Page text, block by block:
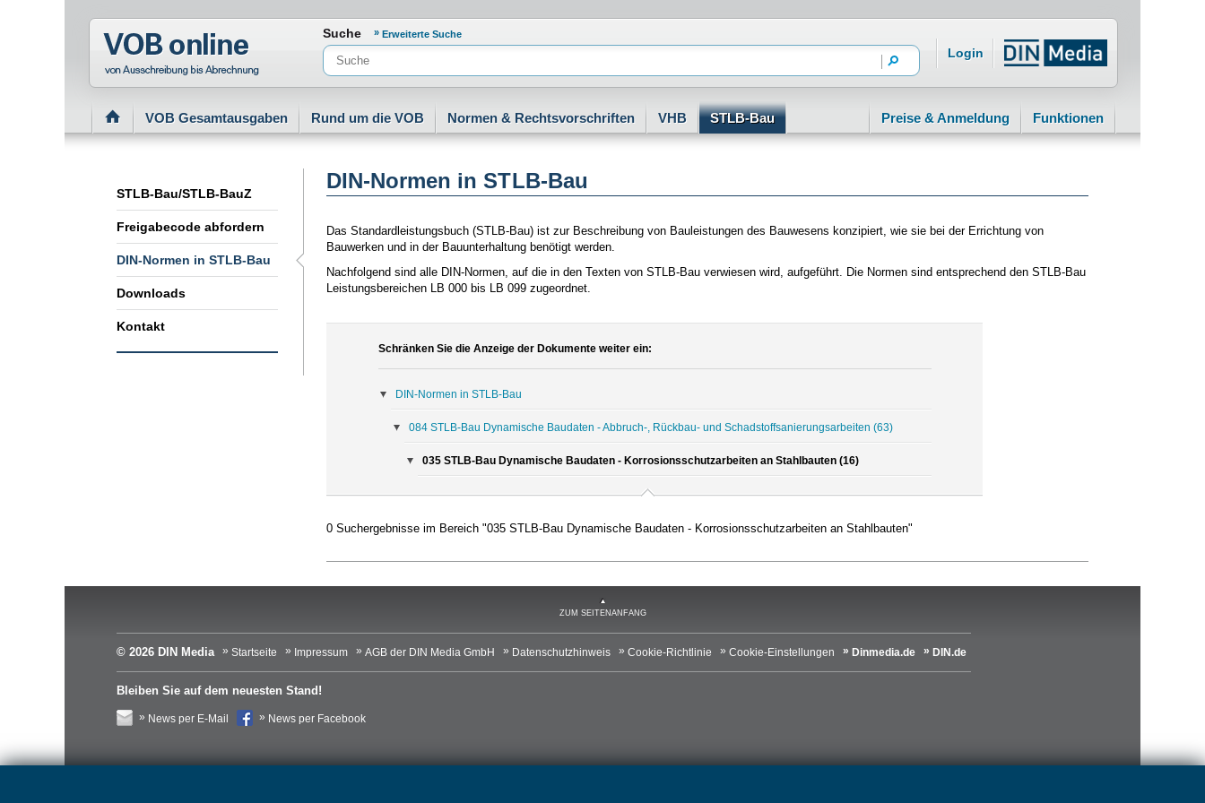
Normenportal Barrierefreiheit
Suche Erweiterte Suche
Login
VOB Gesamtausgaben Rund um die VOB Normen & Rechtsvorschriften VHB STLB-Bau Preise & Anmeldung Funktionen
STLB-Bau/STLB-BauZ
Freigabecode abfordern
DIN-Normen in STLB-Bau
Downloads
Kontakt
DIN-Normen in STLB-Bau
Das Standardleistungsbuch (STLB-Bau) ist zur Beschreibung von Bauleistungen des Bauwesens konzipiert, wie sie bei der Errichtung von
Bauwerken und in der Bauunterhaltung benötigt werden.
Nachfolgend sind alle DIN-Normen, auf die in den Texten von STLB-Bau verwiesen wird, aufgeführt. Die Normen sind entsprechend den STLB-Bau
Leistungsbereichen LB 000 bis LB 099 zugeordnet.
Schränken Sie die Anzeige der Dokumente weiter ein:
DIN-Normen in STLB-Bau
084 STLB-Bau Dynamische Baudaten - Abbruch-, Rückbau- und Schadstoffsanierungsarbeiten (63)
035 STLB-Bau Dynamische Baudaten - Korrosionsschutzarbeiten an Stahlbauten (16)
0 Suchergebnisse im Bereich "035 STLB-Bau Dynamische Baudaten - Korrosionsschutzarbeiten an Stahlbauten"
ZUM SEITENANFANG
© 2026 DIN Media Startseite Impressum AGB der DIN Media GmbH Datenschutzhinweis Cookie-Richtlinie Cookie-Einstellungen Dinmedia.de DIN.de
Bleiben Sie auf dem neuesten Stand!
News per E-Mail News per Facebook